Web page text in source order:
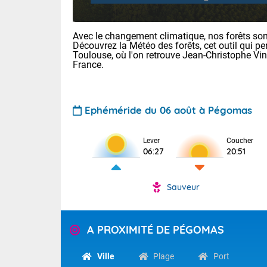
temps
2026 :
Avec le changement climatique, nos forêts
Découvrez la Météo des forêts, cet outil qui
Toulouse, où l'on retrouve Jean-Christophe
France.
Ephéméride du 06 août à Pégomas
Lever
06:27
Coucher
20:51
Sauveur
A PROXIMITÉ DE PÉGOMAS
Ville Plage Port
Voici les
Clermont-
Limoges :
Lille : 19/24
du-Sud
(69), Var
Sur le Sud-